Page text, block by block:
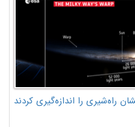
را اندازه‌گیری کردند